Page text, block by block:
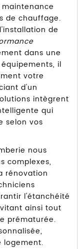
de chauffage.
de
dans une
il
votre
d'un
intègrent
qui
selon vos
nous
complexes,
rénovation
l'étanchéité
ainsi tout
prématurée.
logement.